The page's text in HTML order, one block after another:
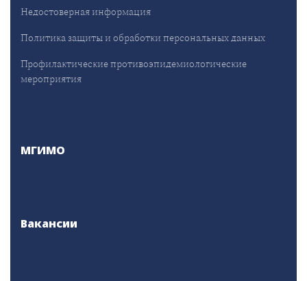
Недостоверная информация
Политика защиты и обработки персональных данных
Профилактические противоэпидемиологические
мероприятия
МГИМО
Вакансии